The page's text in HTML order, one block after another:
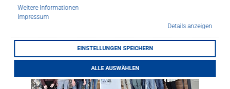
Weitere Informationen
Impressum
Details anzeigen
EINSTELLUNGEN SPEICHERN
ALLE AUSWÄHLEN
Unternehmen
LITHOFINDER